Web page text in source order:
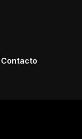
Contacto